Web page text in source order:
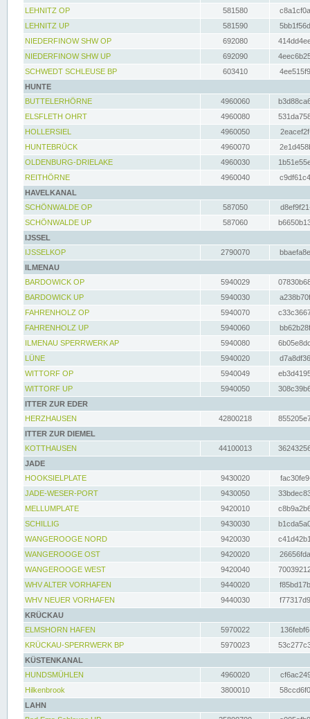
LEHNITZ OP
581580
LEHNITZ UP
581590
NIEDERFINOW SHW OP
692080
NIEDERFINOW SHW UP
692090
SCHWEDT SCHLEUSE BP
603410
HUNTE
BUTTELERHÖRNE
4960060
ELSFLETH OHRT
4960080
HOLLERSIEL
4960050
HUNTEBRÜCK
4960070
OLDENBURG-DRIELAKE
4960030
REITHÖRNE
4960040
HAVELKANAL
SCHÖNWALDE OP
587050
SCHÖNWALDE UP
587060
IJSSEL
IJSSELKOP
2790070
ILMENAU
BARDOWICK OP
5940029
BARDOWICK UP
5940030
FAHRENHOLZ OP
5940070
FAHRENHOLZ UP
5940060
ILMENAU SPERRWERK AP
5940080
LÜNE
5940020
WITTORF OP
5940049
WITTORF UP
5940050
ITTER ZUR EDER
HERZHAUSEN
42800218
ITTER ZUR DIEMEL
KOTTHAUSEN
44100013
JADE
HOOKSIELPLATE
9430020
JADE-WESER-PORT
9430050
MELLUMPLATE
9420010
SCHILLIG
9430030
WANGEROOGE NORD
9420030
WANGEROOGE OST
9420020
WANGEROOGE WEST
9420040
WHV ALTER VORHAFEN
9440020
WHV NEUER VORHAFEN
9440030
KRÜCKAU
ELMSHORN HAFEN
5970022
KRÜCKAU-SPERRWERK BP
5970023
KÜSTENKANAL
HUNDSMÜHLEN
4960020
Hilkenbrook
3800010
LAHN